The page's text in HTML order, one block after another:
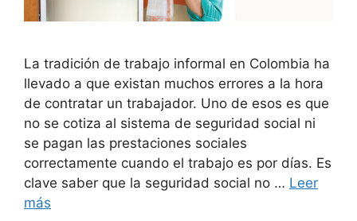
La tradición de trabajo informal en Colombia ha
llevado a que existan muchos errores a la hora
de contratar un trabajador. Uno de esos es que
no se cotiza al sistema de seguridad social ni
se pagan las prestaciones sociales
correctamente cuando el trabajo es por días. Es
clave saber que la seguridad social no … Leer
más